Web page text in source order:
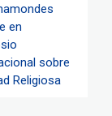
en
sobre
Religiosa